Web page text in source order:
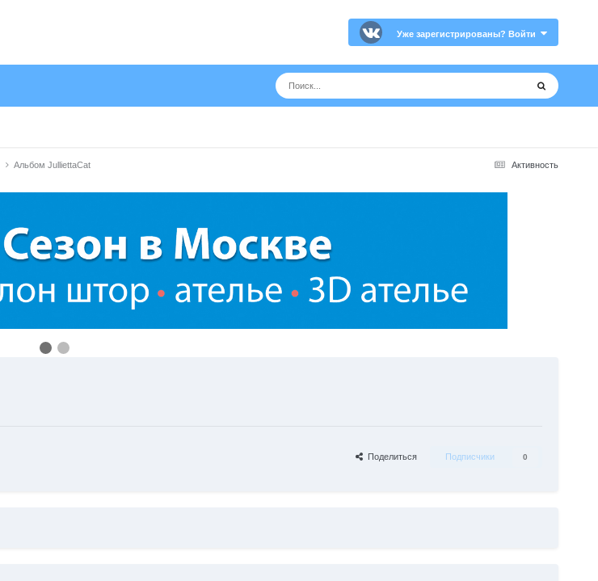
Уже зарегистрированы? Войти
Активность
Альбом JulliettaCat
Поделиться Подписчики 0